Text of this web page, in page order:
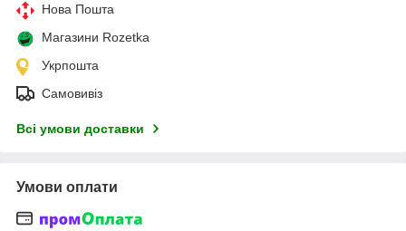
Нова Пошта
Магазини Rozetka
Укрпошта
Самовивіз
Всі умови доставки
Умови оплати